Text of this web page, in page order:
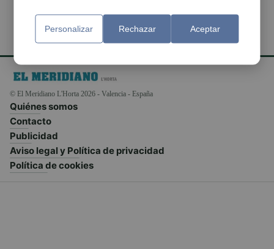
© El Meridiano L'Horta 2026 - Valencia - España
Quiénes somos
Contacto
Publicidad
Aviso legal y Política de privacidad
Política de cookies
Personalizar Rechazar Aceptar